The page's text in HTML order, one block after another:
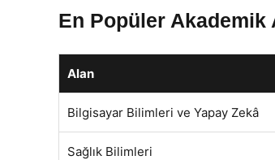
En Popüler
Alan
Bilgisayar Bilimleri ve Yapay Zekâ
Sağlık Bilimleri